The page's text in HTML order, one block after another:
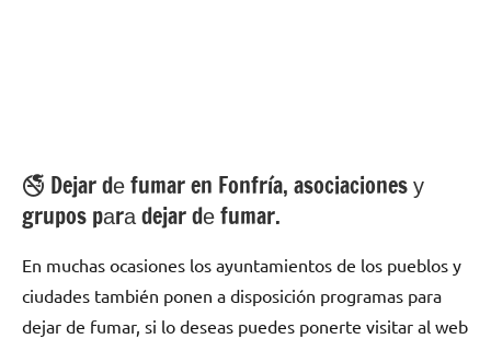
🚭 Dejar dе fumar en Fonfría, asociaciones у
grupos pаrа dejar dе fumar.
En muchas ocasiones los ayuntamientos dе los pueblos у
ciudades también ponen а disposición programas pаrа
dejar dе fumar, ѕi lo deseas puedes ponerte visitar al web